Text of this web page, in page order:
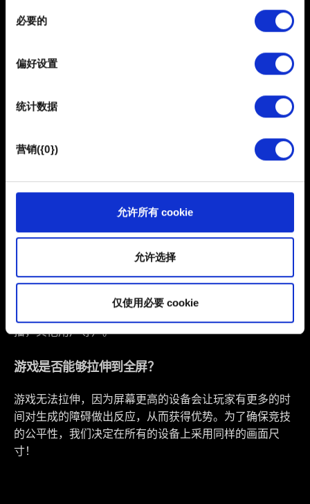
查找有关您的个人数据如何处理的更多信息，
并设置您的首选项。您可随时从Cookie声明中更改或撤回
部分需要使用 Cookies 的是为了让网站功能可用，而另一
馈，以便网站将更好地服务于您。例如帮助我们在社交媒
也可能与我们的合作伙伴分享我们的 Cookie 片段。但是，
使用所有这些非强制性的 Cookie 都需要提前获取您的许
您可以在下面的"设置"菜单中找到有关我们使用 Cookie 的
其中的内容并准备好继续，请点击"确定"。
必要的
偏好设置
统计数据
营销({0})
允许所有 cookie
允许选择
仅使用必要 cookie
尝试重新安装游戏。请注意，这样会清除您保存在本地
是否需要联网才能玩游戏？
您可以离线进行《萝卜冲刺》游戏。但是，您的最高分只
Android 或者 iOS 的排行榜上。
排行榜空白/排行榜不更新
排行榜使用了原生平台解决方案（Android 平台为 Play
Games，iOS 平台为 Game Center），所以您需要联网才
能正常查看。
如果排行榜空白或者不更新，请检查您的互联网连接。在
无线网络和移动网络之间互相切换（如果使用无线网络，
请确保连接稳定性不受其它因素干扰，如下载/上传，直
播，其他用户等）。
游戏是否能够拉伸到全屏？
游戏无法拉伸，因为屏幕更高的设备会让玩家有更多的时
间对生成的障碍做出反应，从而获得优势。为了确保竞技
的公平性，我们决定在所有的设备上采用同样的画面尺
寸！